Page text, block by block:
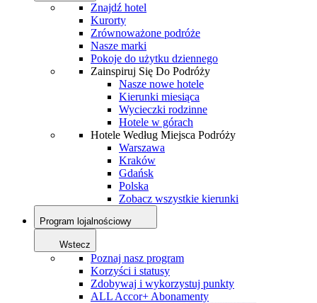
Znajdź hotel
Kurorty
Zrównoważone podróże
Nasze marki
Pokoje do użytku dziennego
Zainspiruj Się Do Podróży
Nasze nowe hotele
Kierunki miesiąca
Wycieczki rodzinne
Hotele w górach
Hotele Według Miejsca Podróży
Warszawa
Kraków
Gdańsk
Polska
Zobacz wszystkie kierunki
Program lojalnościowy
Wstecz
Poznaj nasz program
Korzyści i statusy
Zdobywaj i wykorzystuj punkty
ALL Accor+ Abonamenty